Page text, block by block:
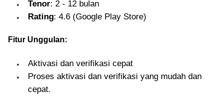
Tenor: 2 - 12 bulan
Rating: 4.6 (Google Play Store)
Fitur Unggulan:
Aktivasi dan verifikasi cepat
Proses aktivasi dan verifikasi yang mudah dan
cepat.